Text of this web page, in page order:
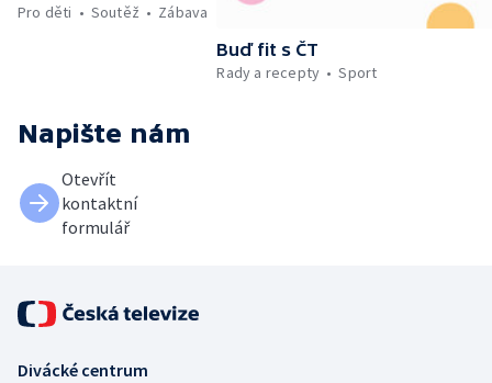
Pro děti
Soutěž
Zábava
Buď fit s ČT
Rady a recepty
Sport
Napište nám
Otevřít
kontaktní
formulář
Divácké centrum